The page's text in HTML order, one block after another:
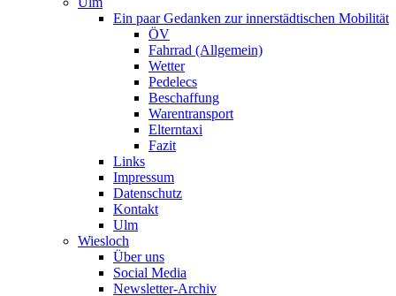
Ein paar Gedanken zur innerstädtischen Mobilität
ÖV
Fahrrad (Allgemein)
Wetter
Pedelecs
Beschaffung
Warentransport
Elterntaxi
Fazit
Links
Impressum
Datenschutz
Kontakt
Ulm
Wiesloch
Über uns
Social Media
Newsletter-Archiv